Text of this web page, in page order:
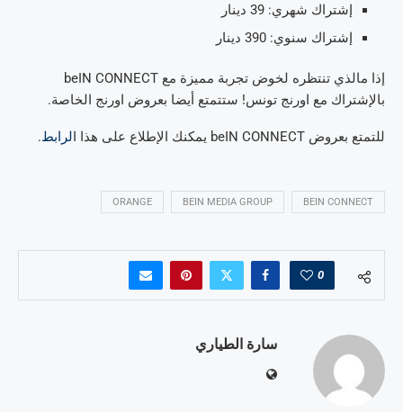
إشتراك شهري: 39 دينار
إشتراك سنوي: 390 دينار
إذا مالذي تنتظره لخوض تجربة مميزة مع beIN CONNECT
بالإشتراك مع اورنج تونس! ستتمتع أيضا بعروض اورنج الخاصة.
للتمتع بعروض beIN CONNECT يمكنك الإطلاع على هذا ا لرابط.
BEIN CONNECT
BEIN MEDIA GROUP
ORANGE
0
سارة الطياري